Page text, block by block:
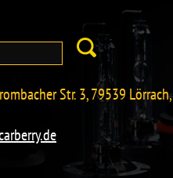
Str. 3, 79539 Lörrach,